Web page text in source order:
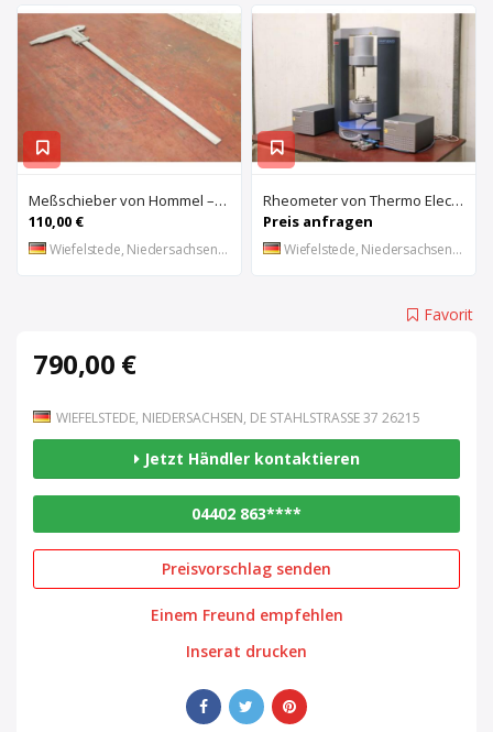
Meßschieber von Hommel – 0-600 mm
110,00 €
Wiefelstede, Niedersachsen, DE
Rheometer von Thermo Electron Haake Mars – Haake Mars II 0006-0517 0006-0001
Preis anfragen
Wiefelstede, Niedersachsen, DE
Favorit
790,00 €
WIEFELSTEDE, NIEDERSACHSEN, DE STAHLSTRASSE 37 26215
Jetzt Händler kontaktieren
04402 863****
Preisvorschlag senden
Einem Freund empfehlen
Inserat drucken